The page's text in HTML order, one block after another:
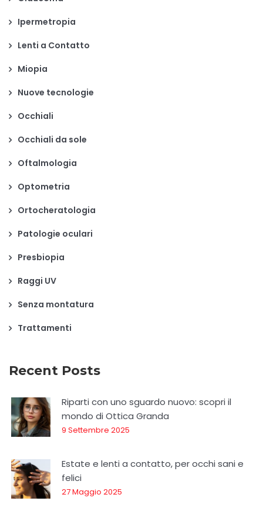
Ipermetropia
Lenti a Contatto
Miopia
Nuove tecnologie
Occhiali
Occhiali da sole
Oftalmologia
Optometria
Ortocheratologia
Patologie oculari
Presbiopia
Raggi UV
Senza montatura
Trattamenti
Recent Posts
Riparti con uno sguardo nuovo: scopri il
mondo di Ottica Granda
9 Settembre 2025
Estate e lenti a contatto, per occhi sani e
felici
27 Maggio 2025